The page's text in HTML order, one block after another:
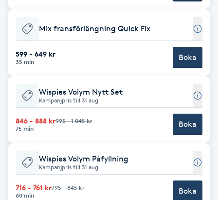
Hot yoga
Hudföryngring
Huduppstramning
Hudvård
Hyaluronsyra
Hyperhidros
Hypnos
Mix fransförlängning Quick Fix
599 - 649 kr
35 min Boka
Wispies Volym Nytt Set
Kampanjpris till 31 aug
846 - 888 kr995 - 1 045 kr
75 min
Boka
Wispies Volym Påfyllning
Kampanjpris till 31 aug
716 - 761 kr795 - 845 kr
60 min
Boka